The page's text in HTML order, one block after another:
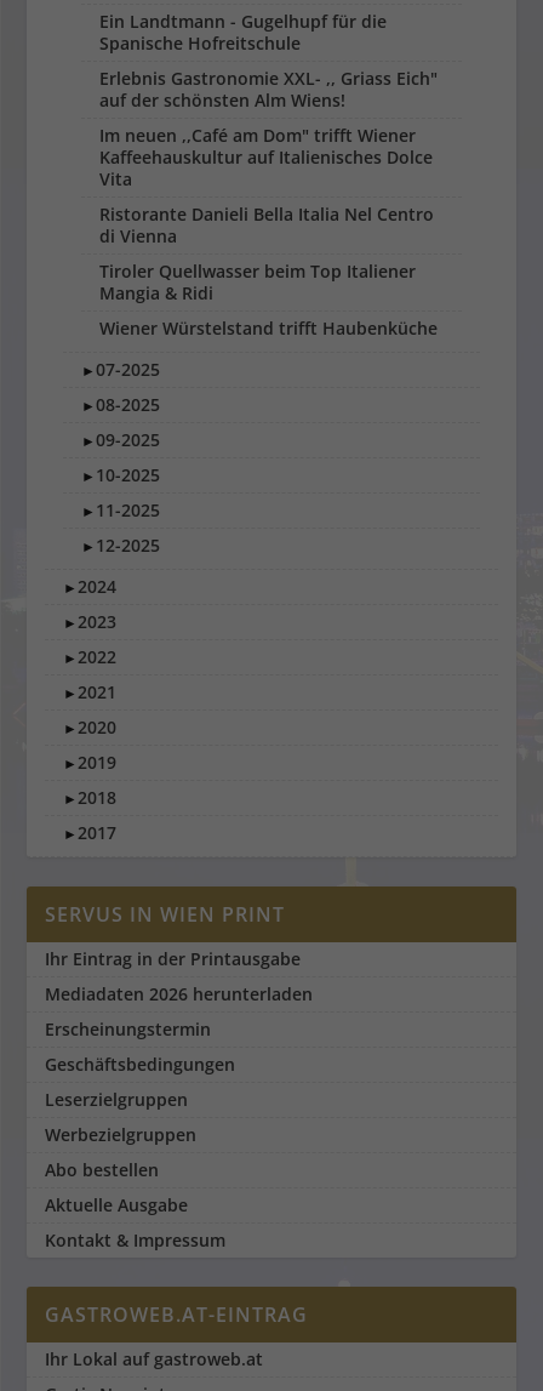
Ein Landtmann - Gugelhupf für die
Spanische Hofreitschule
Erlebnis Gastronomie XXL- ,, Griass Eich"
auf der schönsten Alm Wiens!
Im neuen ,,Café am Dom" trifft Wiener
Kaffeehauskultur auf Italienisches Dolce
Vita
Ristorante Danieli Bella Italia Nel Centro
di Vienna
Tiroler Quellwasser beim Top Italiener
Mangia & Ridi
Wiener Würstelstand trifft Haubenküche
►07-2025
►08-2025
►09-2025
► 10-2025
► 11-2025
► 12-2025
►2024
►2023
►2022
►2021
►2020
►2019
►2018
►2017
SERVUS IN WIEN PRINT
Ihr Eintrag in der Printausgabe
Mediadaten 2026 herunterladen
Erscheinungstermin
Geschäftsbedingungen
Leserzielgruppen
Werbezielgruppen
Abo bestellen
Aktuelle Ausgabe
Kontakt & Impressum
GASTROWEB.AT-EINTRAG
Ihr Lokal auf gastroweb.at